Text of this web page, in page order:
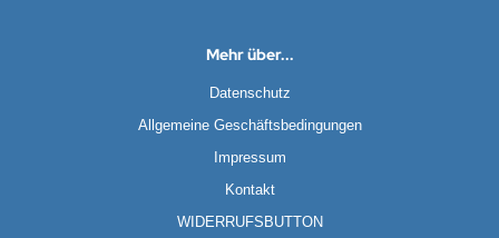
Mehr über...
Datenschutz
Allgemeine Geschäftsbedingungen
Impressum
Kontakt
WIDERRUFSBUTTON